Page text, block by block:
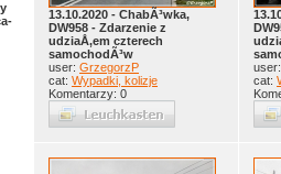
13.10.2020 - ChabÃ³wka,
DW958 - Zdarzenie z
udziaÅ‚em czterech
samochodÃ³w
user: GrzegorzP
cat: Wypadki, kolizje
Komentarzy: 0
cat: